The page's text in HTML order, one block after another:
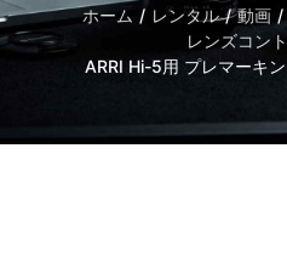
ホーム レンタル 動画
レンズコン
ARRI Hi-5用 プレマーキ